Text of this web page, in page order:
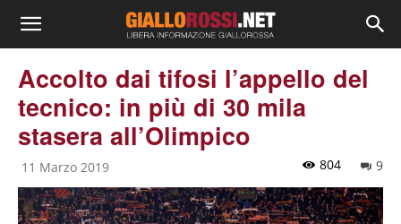
Accolto dai tifosi l’appello del
tecnico: in più di 30 mila
stasera all’Olimpico
11 Marzo 2019 9
804